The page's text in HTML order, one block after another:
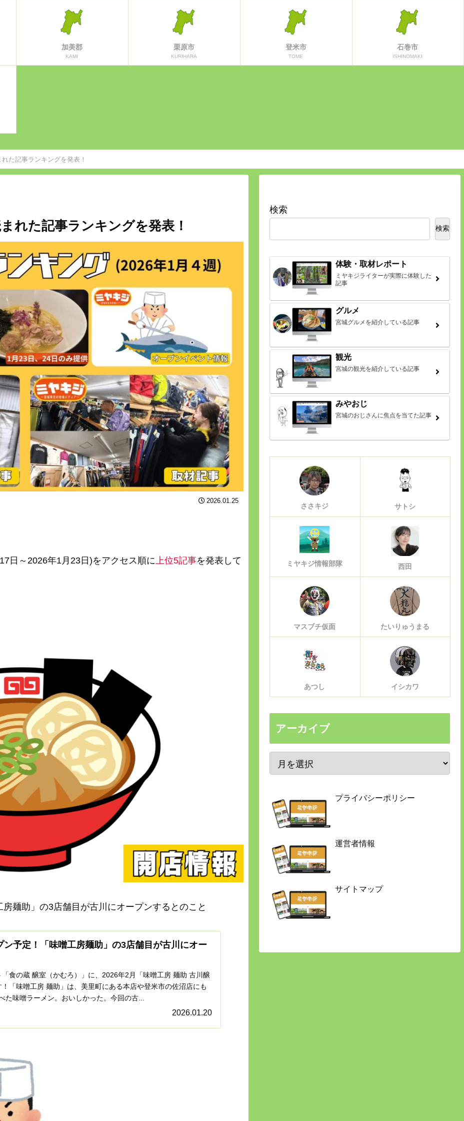
加美郡
KAMI
栗原市
KURIHARA
登米市
TOME
石巻市
ISHINOMAKI
た記事ランキングを発表！
れた記事ランキングを発表！
2026.01.25
日～2026年1月23日)をアクセス順に上位5記事を発表して
麺助」の3店舗目が古川にオープンするとのこと
ン予定！「味噌工房麺助」の3店舗目が古川にオー
食の蔵 醸室（かむろ）」に、2026年2月「味噌工房 麺助 古川醸
「味噌工房 麺助」は、美里町にある本店や登米市の佐沼店にも
た味噌ラーメン。おいしかった。今回の古...
2026.01.20
検索
検索
体験・取材レポート
ミヤキジライターが実際に体験した
記事
グルメ
宮城グルメを紹介している記事
観光
宮城の観光を紹介している記事
みやおじ
宮城のおじさんに焦点を当てた記事
ささキジ サトシ
ミヤキジ情報部隊 西田
マスブチ仮面 たいりゅうまる
あつし イシカワ
アーカイブ
プライバシーポリシー
運営者情報
サイトマップ